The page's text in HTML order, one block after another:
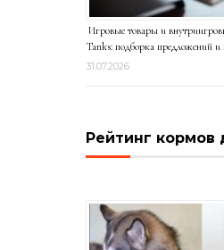
Игровые товары и
Tanks: подборка предложений
31.07.2026
Рейтинг кормов